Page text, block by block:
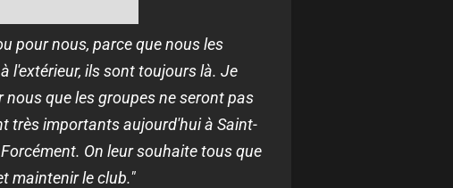
pour nous, parce que nous les
l'extérieur, ils sont toujours là. Je
que les groupes ne seront pas
très importants aujourd'hui à Saint-
On leur souhaite tous que
maintenir le club."